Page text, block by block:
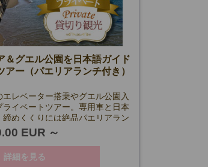
＆グエル公園を日本語ガイド
アー（パエリアランチ付き）
レベーター搭乗やグエル公園入
イベートツアー。専用車と日本
めくくりには絶品パエリアラン
スポットもスムーズに訪問できま
EUR
詳細を見る